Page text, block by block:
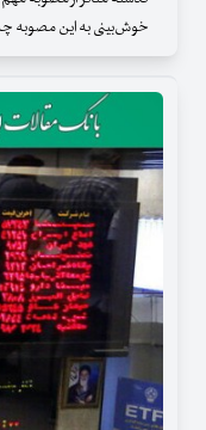
خوش‌بینی به این مصوبه